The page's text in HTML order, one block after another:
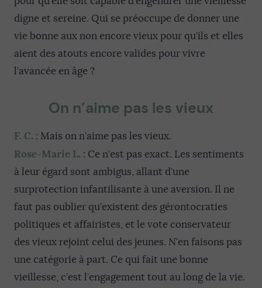
digne et sereine. Qui se préoccupe de donner une
vie bonne aux non encore vieux pour qu’ils et elles
aient des atouts encore valides pour vivre
l’avancée en âge ?
On n’aime pas les vieux
F. C. : Mais on n’aime pas les vieux.
Rose-Marie L. : Ce n’est pas exact. Les sentiments
à leur égard sont ambigus, allant d’une
surprotection infantilisante à une aversion. Il ne
faut pas oublier qu’existent des gérontocraties
politiques et affairistes, et le vote conservateur
des vieux rejoint celui des jeunes. N’en faisons pas
une catégorie à part. Ce qui fait une bonne
vieillesse, c’est l’engagement tout au long de la vie.